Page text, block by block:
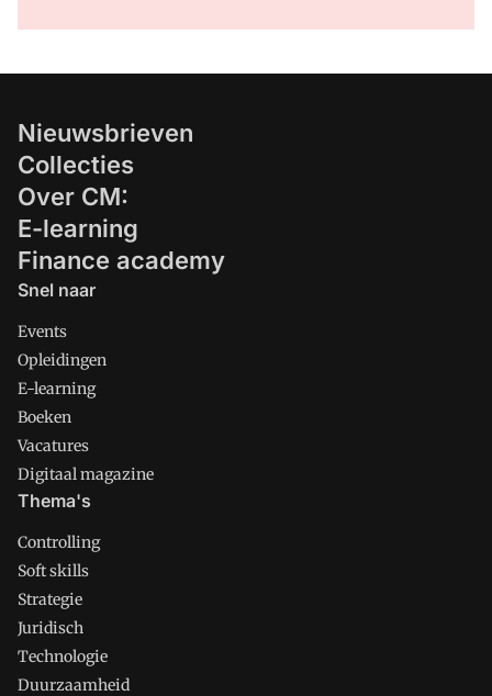
Nieuwsbrieven
Collecties
Over CM:
E-learning
Finance academy
Snel naar
Events
Opleidingen
E-learning
Boeken
Vacatures
Digitaal magazine
Thema's
Controlling
Soft skills
Strategie
Juridisch
Technologie
Duurzaamheid